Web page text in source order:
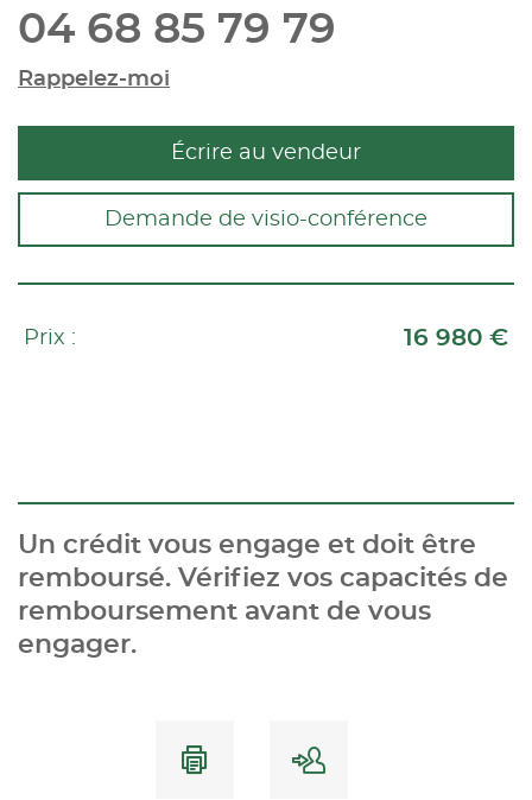
04 68 85 79 79
Rappelez-moi
Écrire au vendeur
Demande de visio-conférence
Prix : 16 980 €
Un crédit vous engage et doit être
remboursé. Vérifiez vos capacités de
remboursement avant de vous
engager.